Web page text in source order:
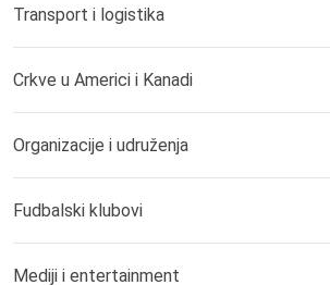
Transport i logistika
Crkve u Americi i Kanadi
Organizacije i udruženja
Fudbalski klubovi
Mediji i entertainment